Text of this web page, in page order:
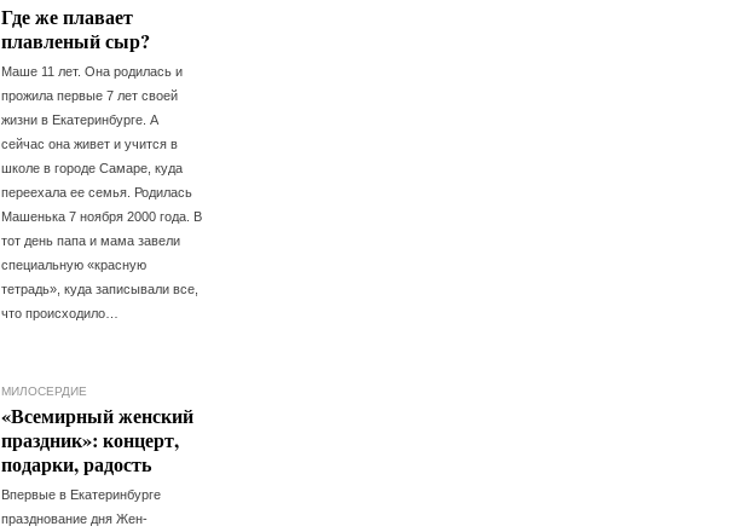
Где же плавает
плавленый сыр?
Маше 11 лет. Она родилась и
прожила первые 7 лет своей
жизни в Екатеринбурге. А
сейчас она живет и учится в
школе в городе Самаре, куда
переехала ее семья. Родилась
Машенька 7 ноября 2000 года. В
тот день папа и мама завели
специальную «красную
тетрадь», куда записывали все,
что происходило…
МИЛОСЕРДИЕ
«Всемирный женский
праздник»: концерт,
подарки, радость
Впервые в Екатеринбурге
празднование дня Жен-